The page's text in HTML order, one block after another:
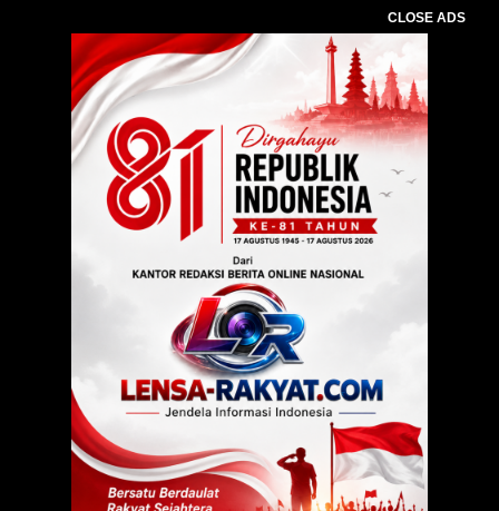
CLOSE ADS